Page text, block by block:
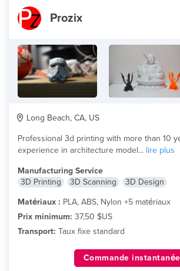
Prozix
Long Beach, CA, US
Professional 3d printing with more than 10
experience in architecture model... lire plus
Manufacturing Service
3D Printing
3D Scanning
3D Design
Matériaux : PLA, ABS, Nylon +5 matériaux
Prix minimum: 37,50 $US
Transport: Taux fixe standard
Commande instantanée